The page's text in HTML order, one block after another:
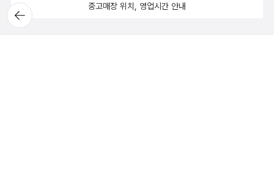
뒤로가
기
중고매장 위치, 영업시간 안내